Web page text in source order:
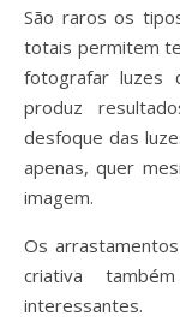
São raros os
totais permitem
fotografar luzes
produz
desfoque das
apenas, quer
imagem.
Os
criativa
interessantes.